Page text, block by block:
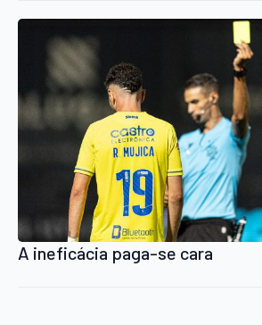
A ineficácia paga-se cara